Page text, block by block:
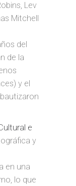
Lev
Mitchell
del
de la
y el
e
y
en una
lo que